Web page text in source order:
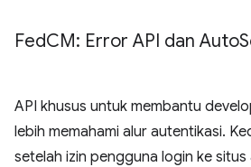
FedCM: Error API dan Auto
API khusus untuk membantu
lebih memahami alur autentikasi.
setelah izin pengguna login ke situs